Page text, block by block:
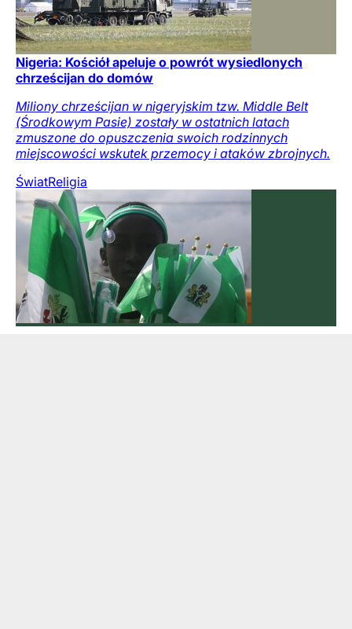
Nigeria: Kościół apeluje o powrót wysiedlonych
chrześcijan do domów
Miliony chrześcijan w nigeryjskim tzw. Middle Belt
(Środkowym Pasie) zostały w ostatnich latach
zmuszone do opuszczenia swoich rodzinnych
miejscowości wskutek przemocy i ataków zbrojnych.
ŚwiatReligia